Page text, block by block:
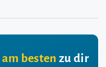
am besten zu dir